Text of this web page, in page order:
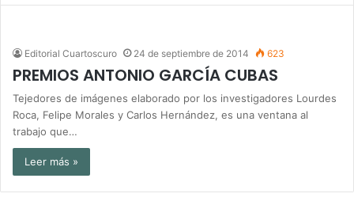
Editorial Cuartoscuro 24 de septiembre de 2014 623
PREMIOS ANTONIO GARCÍA CUBAS
Tejedores de imágenes elaborado por los investigadores Lourdes
Roca, Felipe Morales y Carlos Hernández, es una ventana al
trabajo que…
Leer más »